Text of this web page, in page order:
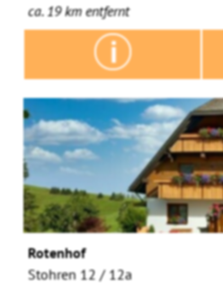
ca. 19 km entfernt
Rotenhof
Stohren 12 / 12a